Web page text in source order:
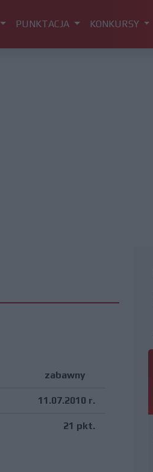
PUNKTACJA KONKURSY
zabawny
11.07.2010 r.
21 pkt.